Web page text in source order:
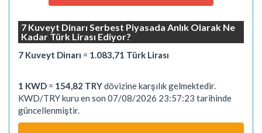
7 Kuveyt Dinarı Serbest Piyasada Anlık Olarak Ne
Kadar Türk Lirası Ediyor?
7 Kuveyt Dinarı = 1.083,71 Türk Lirası
1 KWD = 154,82 TRYdövizine karşılık gelmektedir.
KWD/TRY kuru en son 07/08/2026 23:57:23 tarihinde
güncellenmiştir.